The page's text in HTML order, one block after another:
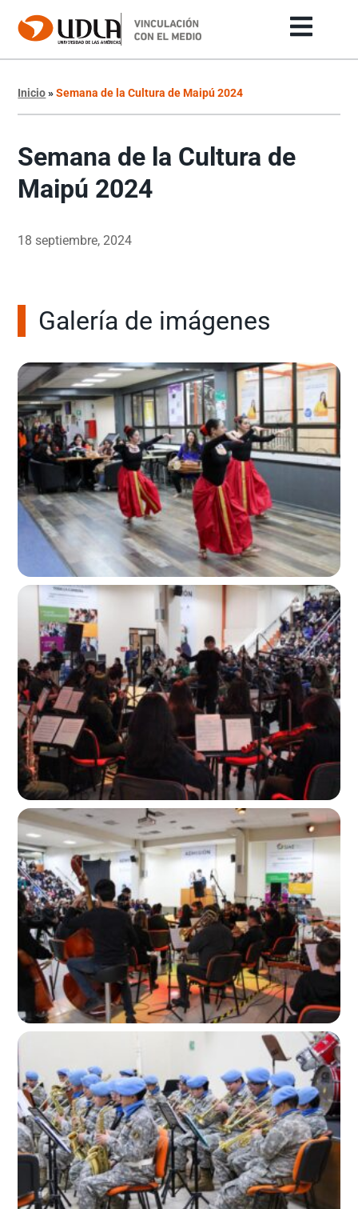
Inicio»Semana de la Cultura de Maipú 2024
Semana de la Cultura de
Maipú 2024
18 septiembre, 2024
Galería de imágenes